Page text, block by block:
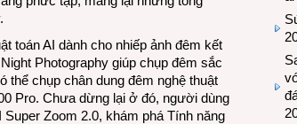
toán AI dành cho nhiếp ảnh đêm kết
Photography giúp chụp đêm sắc
thể chụp chân dung đêm nghệ thuật
Pro. Chưa dừng lại ở đó, người dùng
Zoom 2.0, khám phá Tính năng